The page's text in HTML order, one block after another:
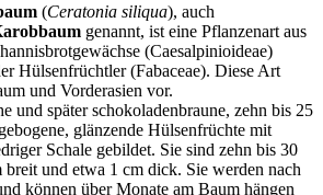
(Ceratonia siliqua), auch
genannt, ist eine Pflanzenart aus
(Caesalpinioideae)
Hülsenfrüchtler (Fabaceae). Diese Art
und Vorderasien vor.
und später schokoladenbraune, zehn bis 25
glänzende Hülsenfrüchte mit
Schale gebildet. Sie sind zehn bis 30
und etwa 1 cm dick. Sie werden nach
können über Monate am Baum hängen